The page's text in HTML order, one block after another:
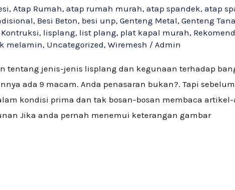
,Atap Rumah,atap rumah murah,atap spandek,atap
, Besi Beton, besi unp,Genteng Metal,Genteng
Kontruksi, lisplang, list plang, plat kapal murah,
melamin, Uncategorized,Wiremesh /Admin
tentang jenis-jenis lisplang dan kegunaan terhadap
ada 9 macam. Anda penasaran bukan?. Tapi
kondisi prima dan tak bosan-bosan membaca
Jika anda pernah menemui keterangan gambar